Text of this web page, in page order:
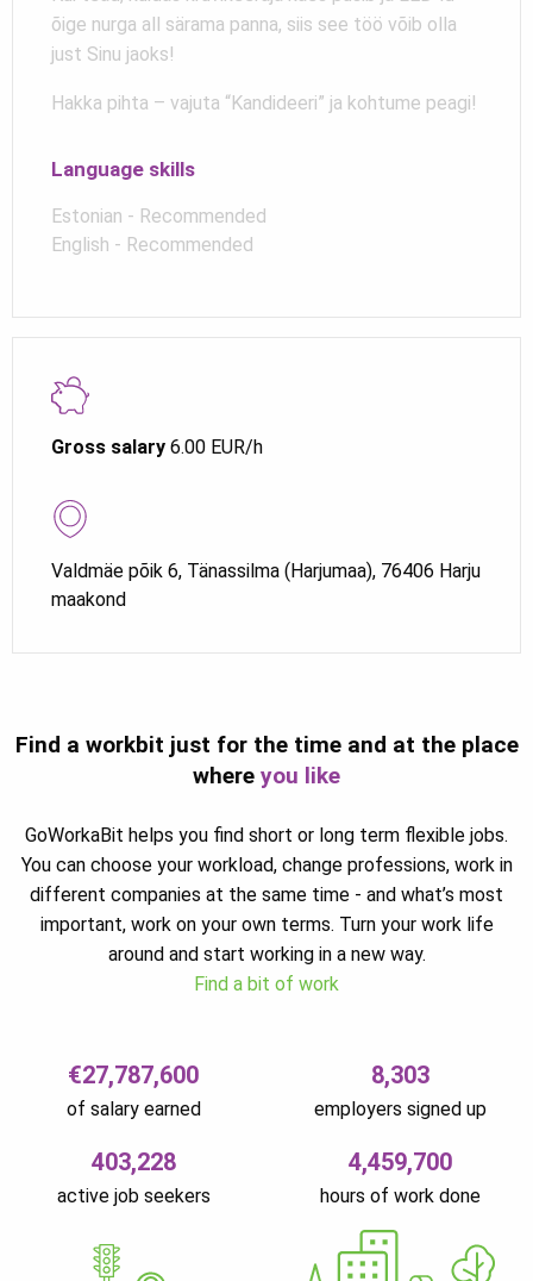
Gross salary 6.00 EUR/h
Valdmäe põik 6, Tänassilma (Harjumaa), 76406 Harju
maakond
õige nurga all särama panna, siis see töö võib olla
just Sinu jaoks!
Hakka pihta – vajuta “Kandideeri” ja kohtume peagi!
Language skills
Estonian - Recommended
English - Recommended
Find a workbit just for the time and at the place
where you like
GoWorkaBit helps you find short or long term flexible jobs.
You can choose your workload, change professions, work in
different companies at the same time - and what’s most
important, work on your own terms. Turn your work life
around and start working in a new way.
Find a bit of work
€27,787,600
of salary earned
8,303
employers signed up
403,228
active job seekers
4,459,700
hours of work done